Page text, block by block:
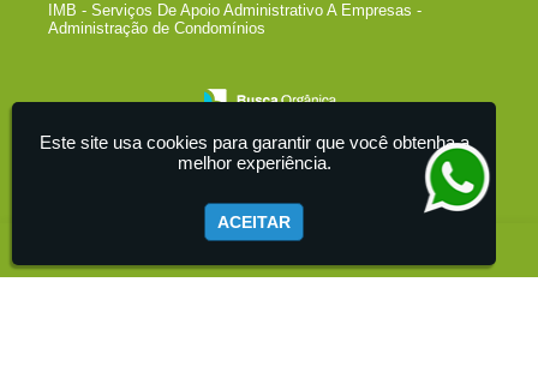
IMB - Serviços De Apoio Administrativo A Empresas -
Administração de Condomínios
Este site usa cookies para garantir que você obtenha a
melhor experiência.
ACEITAR